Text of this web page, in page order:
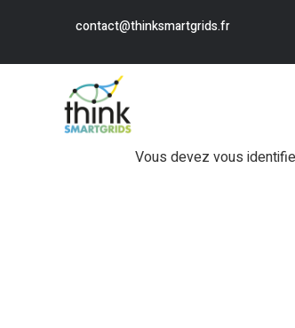
contact@thinksmartgrids.fr
Vous devez vous